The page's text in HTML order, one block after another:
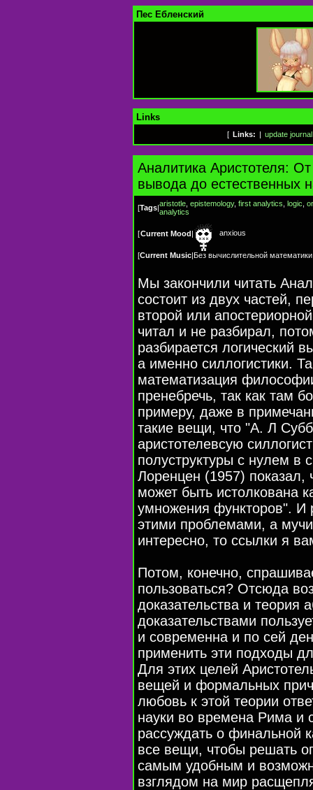
Пес Ебленский
Links
[ Links: update journal
Аналитика Аристотеля: От
вывода до естественных
[Tags|aristotle epistemology, first analytics logic
analytics
[Current Mood| anxious
[Current Music|Без вычислительной
Мы закончили читать
состоит из двух частей,
второй или
читал и не разбирал,
разбирается логический
а именно силлогистики.
математизация
пренебречь, так как там
примеру, даже в
такие вещи, что "А. Л
аристотелевсую
полуструктуры с нулем
Лоренцен (1957) показал,
может быть истолкована
умножения функторов". И
этими проблемами, а
интересно, то ссылки я
Потом, конечно,
пользоваться? Отсюда
доказательства и теория
доказательствами
и современна и по сей
применить эти подходы
Для этих целей
вещей и формальных
любовь к этой теории
науки во времена Рима и
рассуждать о финальной
все вещи, чтобы решать
самым удобным и
взглядом на мир